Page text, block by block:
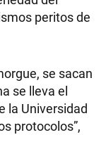
peritos de
se sacan
se lleva el
la Universidad
protocolos”,